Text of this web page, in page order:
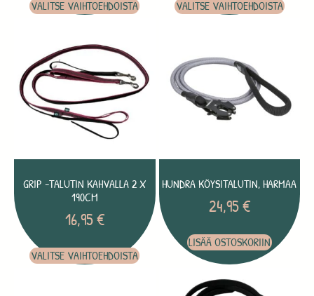
VALITSE VAIHTOEHDOISTA VALITSE VAIHTOEHDOISTA
GRIP -TALUTIN KAHVALLA 2 X
190CM
16,95€
VALITSE VAIHTOEHDOISTA
HUNDRA KÖYSITALUTIN, HARMAA
24,95€
LISÄÄ OSTOSKORIIN